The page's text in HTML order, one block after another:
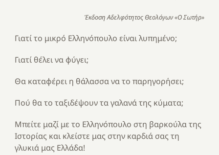
Έκδοση Αδελφότητος Θεολόγων «Ο Σωτήρ»
Γιατί το μικρό Ελληνόπουλο είναι λυπημένο;
Γιατί θέλει να φύγει;
Θα καταφέρει η θάλασσα να το παρηγορήσει;
Πού θα το ταξιδέψουν τα γαλανά της κύματα;
Μπείτε μαζί με το Ελληνόπουλο στη βαρκούλα της
Ιστορίας και κλείστε μας στην καρδιά σας τη
γλυκιά μας Ελλάδα!